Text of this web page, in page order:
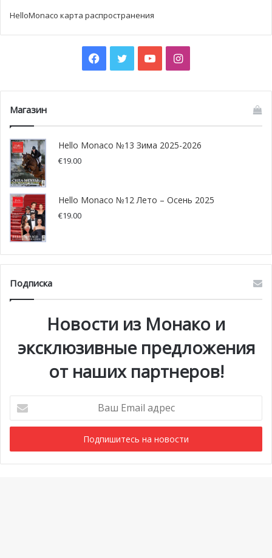
HelloMonaco карта распространения
Facebook
TwitterYouTubeInstagram
Магазин
Hello Monaco №13 Зима 2025-2026
€19.00
Hello Monaco №12 Лето – Осень 2025
€19.00
Подписка
Новости из Монако и
эксклюзивные предложения
от наших партнеров!
Email
адрес